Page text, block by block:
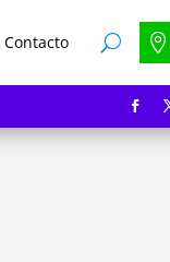
Contacto